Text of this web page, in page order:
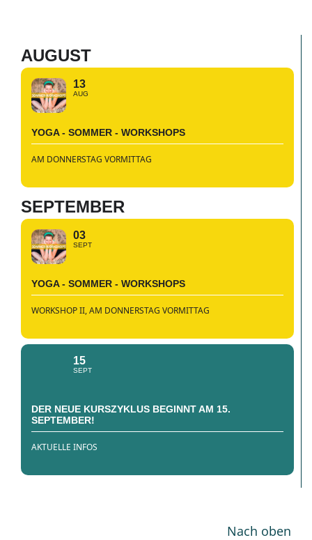
AUGUST
13
AUG
YOGA - SOMMER - WORKSHOPS
AM DONNERSTAG VORMITTAG
SEPTEMBER
03
SEPT
YOGA - SOMMER - WORKSHOPS
WORKSHOP II, AM DONNERSTAG VORMITTAG
15
SEPT
DER NEUE KURSZYKLUS BEGINNT AM 15.
SEPTEMBER!
AKTUELLE INFOS
Nach oben